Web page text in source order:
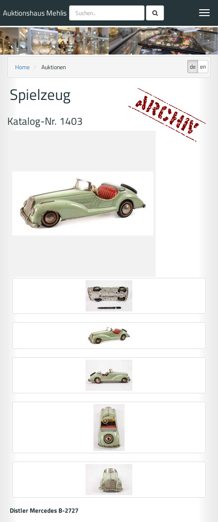
Auktionshaus Mehlis
de en
Home Auktionen
Spielzeug
Katalog-Nr. 1403
Distler Mercedes B-2727